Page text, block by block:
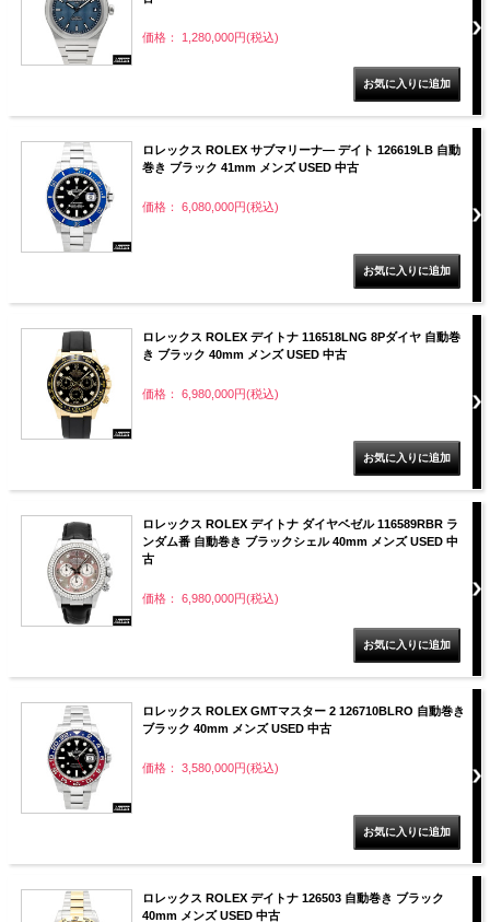
価格： 1,280,000円(税込)
ロレックス ROLEX サブマリーナ― デイト 126619LB 自動
巻き ブラック 41mm メンズ USED 中古
価格： 6,080,000円(税込)
ロレックス ROLEX デイトナ 116518LNG 8Pダイヤ 自動巻
き ブラック 40mm メンズ USED 中古
価格： 6,980,000円(税込)
ロレックス ROLEX デイトナ ダイヤベゼル 116589RBR ラ
ンダム番 自動巻き ブラックシェル 40mm メンズ USED 中
古
価格： 6,980,000円(税込)
ロレックス ROLEX GMTマスター 2 126710BLRO 自動巻き
ブラック 40mm メンズ USED 中古
価格： 3,580,000円(税込)
ロレックス ROLEX デイトナ 126503 自動巻き ブラック
40mm メンズ USED 中古